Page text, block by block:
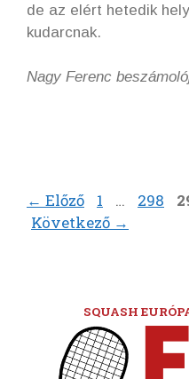
de az elért hetedik
kudarcnak.
Nagy Ferenc
← Előző Oldal
1 … Oldal
298
Következő →
SQUASH